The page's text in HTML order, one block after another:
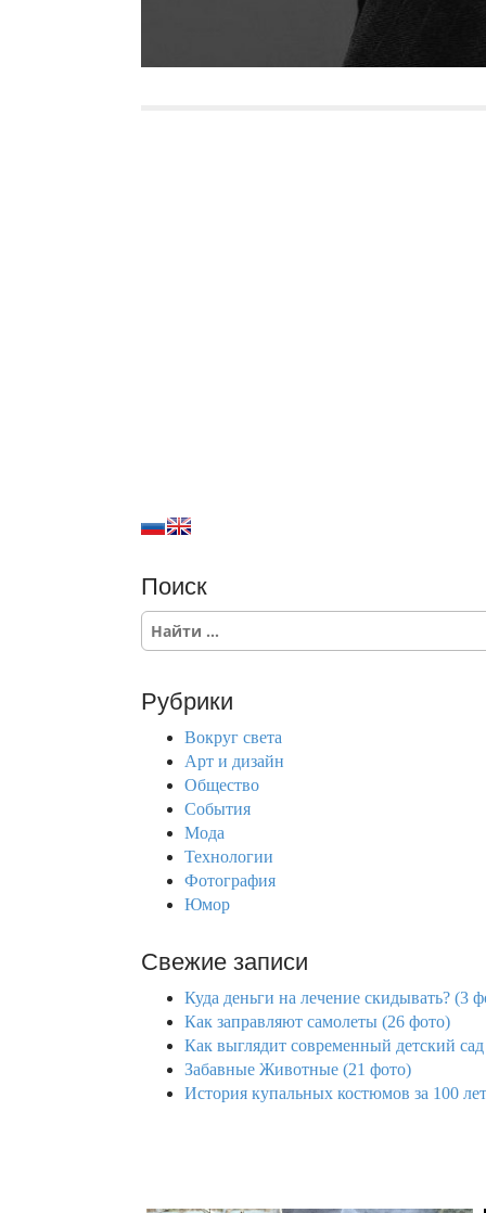
Поиск
S
c
Рубрики
Вокруг света
Арт и дизайн
Общество
События
Мода
Технологии
Фотография
Юмор
Свежие записи
Куда деньги на лечение скидывать? (3
Как заправляют самолеты (26 фото)
Как выглядит современный детский
Забавные Животные (21 фото)
История купальных костюмов за 100